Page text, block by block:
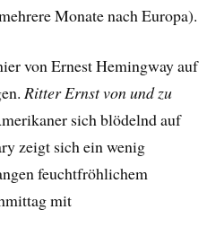
Monate nach Europa).
von Ernest Hemingway auf
Ritter Ernst von und zu
sich blödelnd auf
zeigt sich ein wenig
feuchtfröhlichem
mit